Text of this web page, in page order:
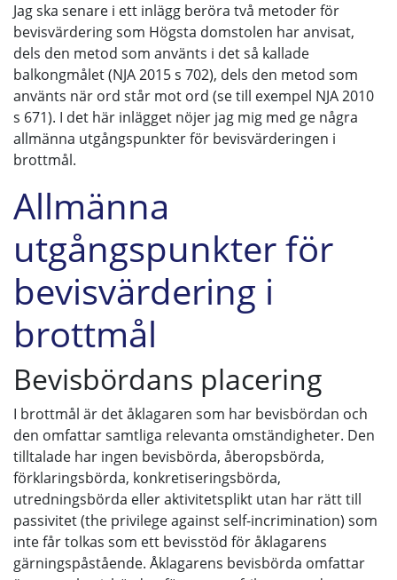
Jag ska senare i ett inlägg beröra två metoder för
bevisvärdering som Högsta domstolen har anvisat,
dels den metod som använts i det så kallade
balkongmålet (NJA 2015 s 702), dels den metod som
använts när ord står mot ord (se till exempel NJA 2010
s 671). I det här inlägget nöjer jag mig med ge några
allmänna utgångspunkter för bevisvärderingen i
brottmål.
Allmänna
utgångspunkter för
bevisvärdering i
brottmål
Bevisbördans placering
I brottmål är det åklagaren som har bevisbördan och
den omfattar samtliga relevanta omständigheter. Den
tilltalade har ingen bevisbörda, åberopsbörda,
förklaringsbörda, konkretiseringsbörda,
utredningsbörda eller aktivitetsplikt utan har rätt till
passivitet (the privilege against self-incrimination) som
inte får tolkas som ett bevisstöd för åklagarens
gärningspåstående. Åklagarens bevisbörda omfattar